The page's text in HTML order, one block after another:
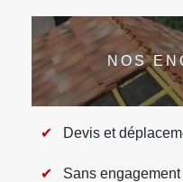
NOS
Devis et
Sans engagement